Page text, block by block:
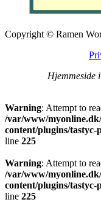
Copyright © Ramen
Hjemmeside
Warning: Attempt to
/var/www/
content/plugins/tastyc-
line 225
Warning: Attempt to
/var/www/
content/plugins/tastyc-
line 225